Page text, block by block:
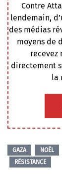
Contre
lendemain,
des médias
moyens de
recevez
directement
la
GAZA NOËL
RÉSISTANCE